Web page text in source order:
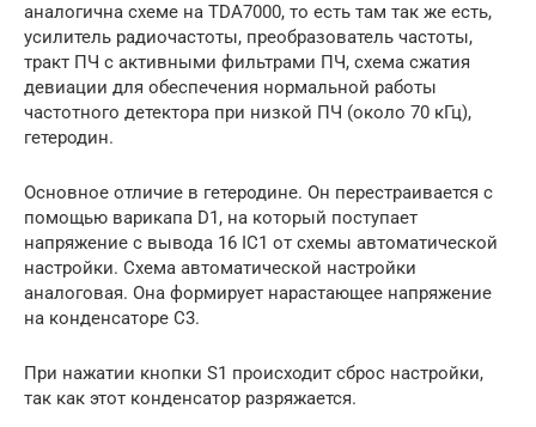
аналогична схеме на TDA7000, то есть там так же есть,
усилитель радиочастоты, преобразователь частоты,
тракт ПЧ с активными фильтрами ПЧ, схема сжатия
девиации для обеспечения нормальной работы
частотного детектора при низкой ПЧ (около 70 кГц),
гетеродин.
Основное отличие в гетеродине. Он перестраивается с
помощью варикапа D1, на который поступает
напряжение с вывода 16 ІС1 от схемы автоматической
настройки. Схема автоматической настройки
аналоговая. Она формирует нарастающее напряжение
на конденсаторе C3.
При нажатии кнопки S1 происходит сброс настройки,
так как этот конденсатор разряжается.